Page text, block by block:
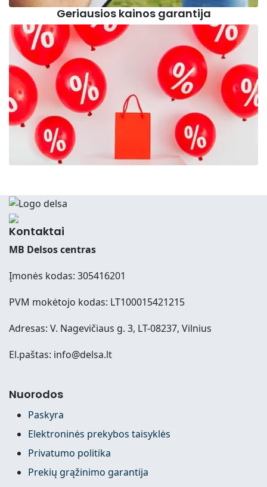
Geriausios kainos garantija
Kontaktai
MB Delsos centras
Įmonės kodas: 305416201
PVM mokėtojo kodas: LT100015421215
Adresas: V. Nagevičiaus g. 3, LT-08237, Vilnius
El.paštas: info@delsa.lt
Nuorodos
Paskyra
Elektroninės prekybos taisyklės
Privatumo politika
Prekių grąžinimo garantija